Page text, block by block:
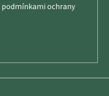
podmínkami ochrany